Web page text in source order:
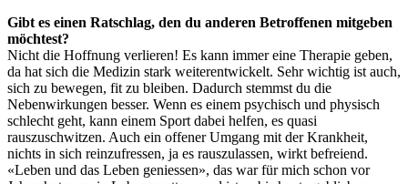
Gibt es einen Ratschlag, den du anderen Betroffenen mitgeben
möchtest?
Nicht die Hoffnung verlieren! Es kann immer eine Therapie geben,
da hat sich die Medizin stark weiterentwickelt. Sehr wichtig ist auch,
sich zu bewegen, fit zu bleiben. Dadurch stemmst du die
Nebenwirkungen besser. Wenn es einem psychisch und physisch
schlecht geht, kann einem Sport dabei helfen, es quasi
rauszuschwitzen. Auch ein offener Umgang mit der Krankheit,
nichts in sich reinzufressen, ja es rauszulassen, wirkt befreiend.
«Leben und das Leben geniessen», das war für mich schon vor